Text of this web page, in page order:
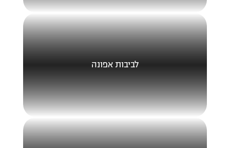
לביבות אפונה